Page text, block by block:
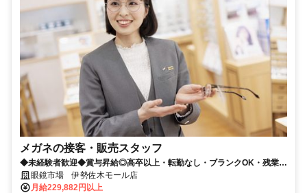
メガネの接客・販売スタッフ
◆未経験者歓迎◆賞与昇給◎高卒以上・転勤なし・ブランクOK・残業少
なめ・業界No1！
眼鏡市場 伊勢佐木モール店
月給229,882円以上